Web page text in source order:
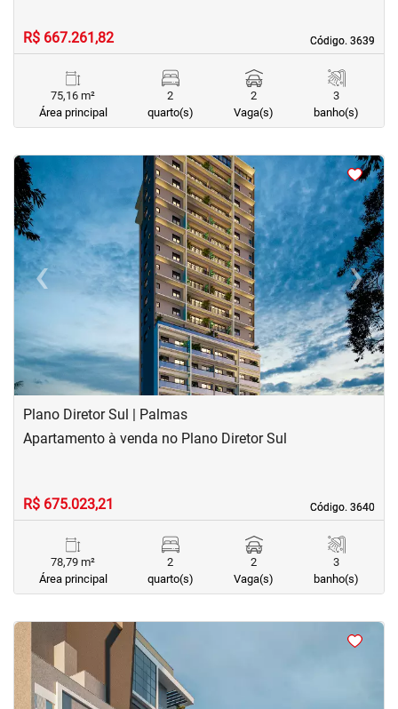
Código. 3639
Código. 3639
R$ 667.261,82
75,16 m²
Área principal
2
quarto(s)
2
Vaga(s)
3
banho(s)
< <<
‹Previous ›Next
Plano Diretor Sul | Palmas
Código. 3640
Código. 3640
Apartamento à venda no Plano Diretor Sul
R$ 675.023,21
78,79 m²
Área principal
2
quarto(s)
2
Vaga(s)
3
banho(s)
< <